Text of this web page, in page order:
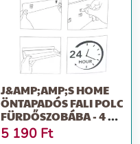
J&AMP;AMP;S HOME
ÖNTAPADÓS FALI POLC
FÜRDŐSZOBÁBA - 4 DB
AKASZTÓVAL /...
5 190 Ft